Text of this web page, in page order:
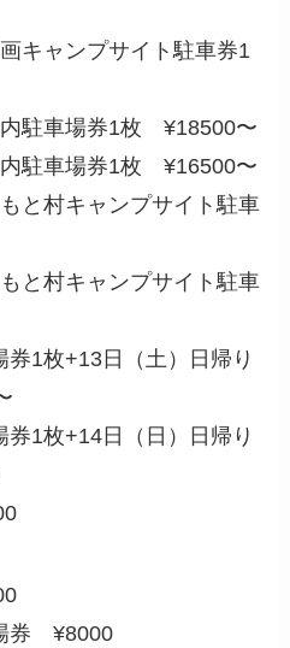
キャンプサイト駐車券1
駐車場券1枚 ¥18500〜
駐車場券1枚 ¥16500〜
と村キャンプサイト駐車
と村キャンプサイト駐車
1枚+13日（土）日帰り
1枚+14日（日）日帰り
券 ¥8000